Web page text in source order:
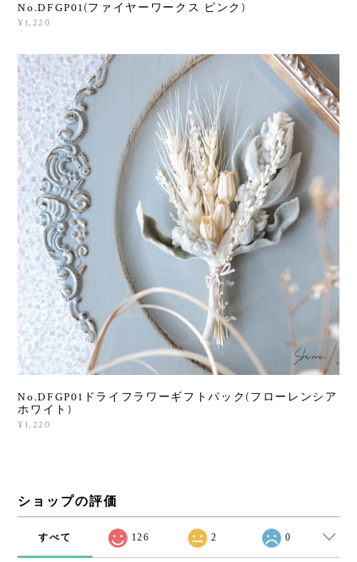
No.DFGP01(ファイヤーワークス ピンク)
¥1,220
No.DFGP01ドライフラワーギフトパック(フローレンシア
ホワイト)
¥1,220
ショップの評価
すべて 126 2 0